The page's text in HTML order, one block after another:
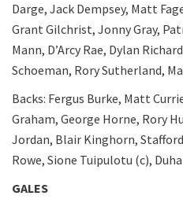
Darge, Jack Dempsey, Matt
Grant Gilchrist, Jonny Gray,
Mann, D’Arcy Rae, Dylan
Schoeman, Rory Sutherland,
Backs: Fergus Burke, Matt
Graham, George Horne, Rory
Jordan, Blair Kinghorn,
Rowe, Sione Tuipulotu (c),
GALES